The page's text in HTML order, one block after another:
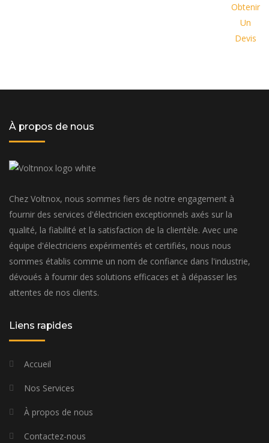
Obtenir
Un
Devis
À propos de nous
Chez Voltnox, nous sommes fiers de notre engagement à
fournir des services d'électricien exceptionnels axés sur la
qualité, la fiabilité et la satisfaction de la clientèle. Avec une
équipe d'électriciens expérimentés et certifiés, nous nous
sommes établis comme un nom de confiance dans l'industrie,
dévoués à fournir des solutions efficaces et à dépasser les
attentes de nos clients.
Liens rapides
Accueil
Nos Services
À propos de nous
Contactez-nous